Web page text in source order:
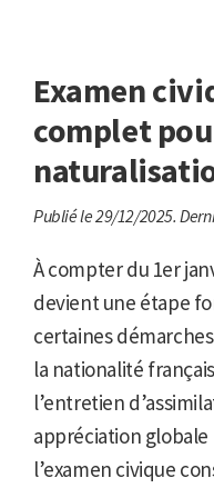
Examen
complet
Publié le 29/12/2025.
À compter du 1er
devient une étape
certaines démarches
la nationalité
l’entretien
appréciation
l’examen civique